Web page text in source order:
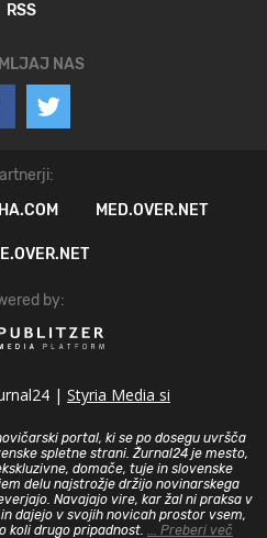
RSS
NAS
MED.OVER.NET
by:
| Styria Media si
portal, ki se po dosegu uvršča
spletne strani. Žurnal24 je mesto,
domače, tuje in slovenske
delu najstrožje držijo novinarskega
Navajajo vire, kar žal ni praksa v
dajejo v svojih novicah prostor vsem,
koli drugo pripadnost. ... Preberi več